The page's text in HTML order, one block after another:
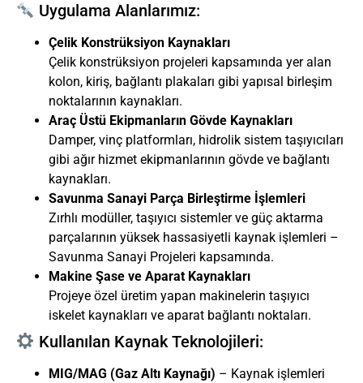
Uygulama Alanlarımız:
Çelik Konstrüksiyon Kaynakları
Çelik konstrüksiyon projeleri kapsamında yer alan
kolon, kiriş, bağlantı plakaları gibi yapısal birleşim
noktalarının kaynakları.
Araç Üstü Ekipmanların Gövde Kaynakları
Damper, vinç platformları, hidrolik sistem taşıyıcıları
gibi ağır hizmet ekipmanlarının gövde ve bağlantı
kaynakları.
Savunma Sanayi Parça Birleştirme İşlemleri
Zırhlı modüller, taşıyıcı sistemler ve güç aktarma
parçalarının yüksek hassasiyetli kaynak işlemleri –
Savunma Sanayi Projeleri kapsamında.
Makine Şase ve Aparat Kaynakları
Projeye özel üretim yapan makinelerin taşıyıcı
iskelet kaynakları ve aparat bağlantı noktaları.
Kullanılan Kaynak Teknolojileri:
MIG/MAG (Gaz Altı Kaynağı) – Kaynak işlemleri